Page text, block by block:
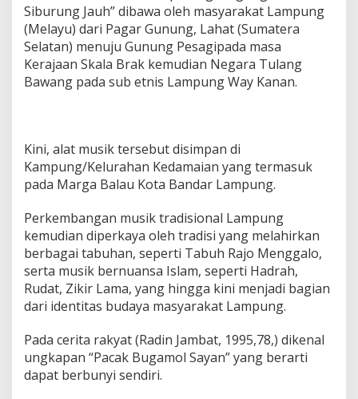
Siburung Jauh” dibawa oleh masyarakat Lampung
(Melayu) dari Pagar Gunung, Lahat (Sumatera
Selatan) menuju Gunung Pesagipada masa
Kerajaan Skala Brak kemudian Negara Tulang
Bawang pada sub etnis Lampung Way Kanan.
Kini, alat musik tersebut disimpan di
Kampung/Kelurahan Kedamaian yang termasuk
pada Marga Balau Kota Bandar Lampung.
Perkembangan musik tradisional Lampung
kemudian diperkaya oleh tradisi yang melahirkan
berbagai tabuhan, seperti Tabuh Rajo Menggalo,
serta musik bernuansa Islam, seperti Hadrah,
Rudat, Zikir Lama, yang hingga kini menjadi bagian
dari identitas budaya masyarakat Lampung.
Pada cerita rakyat (Radin Jambat, 1995,78,) dikenal
ungkapan “Pacak Bugamol Sayan” yang berarti
dapat berbunyi sendiri.